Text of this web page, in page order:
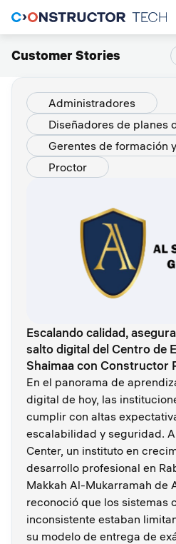
Customer Stories
Administradores
Diseñadores de planes
Gerentes de formación
Proctor
Escalando calidad,
salto digital del Centro de
Shaimaa con Constructor
En el panorama de
digital de hoy, las
cumplir con altas
escalabilidad y seguridad.
Center, un instituto en
desarrollo profesional en
Makkah Al-Mukarramah de
reconoció que los sistemas
inconsistente estaban
su modelo de entrega de